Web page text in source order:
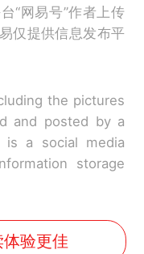
“网易号”作者上传
仅提供信息发布平
the pictures
and posted by a
is a social media
storage
验更佳